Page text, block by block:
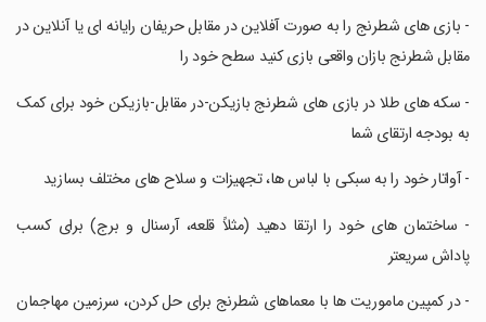
‏- بازی های شطرنج را به صورت آفلاین در مقابل حریفان رایانه ای یا آنلاین در
مقابل شطرنج بازان واقعی بازی کنید سطح خود را
‏- سکه های طلا در بازی های شطرنج بازیکن-در مقابل-بازیکن خود برای کمک
به بودجه ارتقای شما
‏- آواتار خود را به سبکی با لباس ها، تجهیزات و سلاح های مختلف بسازید
‏- ساختمان های خود را ارتقا دهید (مثلاً قلعه، آرسنال و برج) برای کسب
پاداش سریعتر
‏- در کمپین ماموریت ها با معماهای شطرنج برای حل کردن، سرزمین مهاجمان